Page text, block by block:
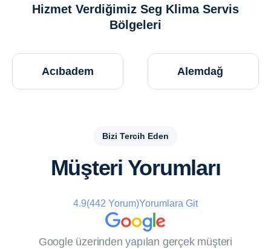
Hizmet Verdiğimiz Seg Klima Servis
Bölgeleri
Alemdağ Altayçeşme
Bizi Tercih Eden
Müşteri Yorumları
4.9(442 Yorum)Yorumlara Git
Google üzerinden yapılan gerçek müşteri